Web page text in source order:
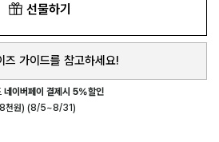
선물하기
즈 가이드를 참고하세요!
네이버페이 결제시 5%할인
8천원) (8/5~8/31)